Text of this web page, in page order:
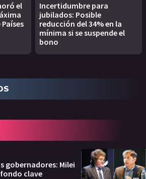
el
Incertidumbre para
jubilados: Posible
reducción del 34% en la
mínima si se suspende el
bono
gobernadores: Milei
clave